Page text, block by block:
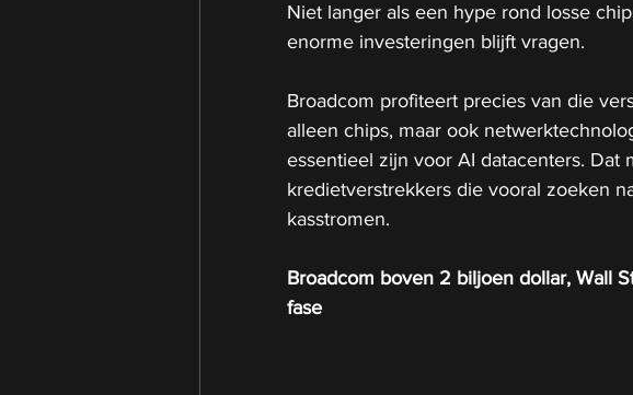
Niet langer als een hype rond losse
enorme investeringen blijft vragen.
Broadcom profiteert precies van die
alleen chips, maar ook
essentieel zijn voor AI datacenters. Dat
kredietverstrekkers die vooral zoeken
kasstromen.
Broadcom boven 2 biljoen dollar, Wall
fase